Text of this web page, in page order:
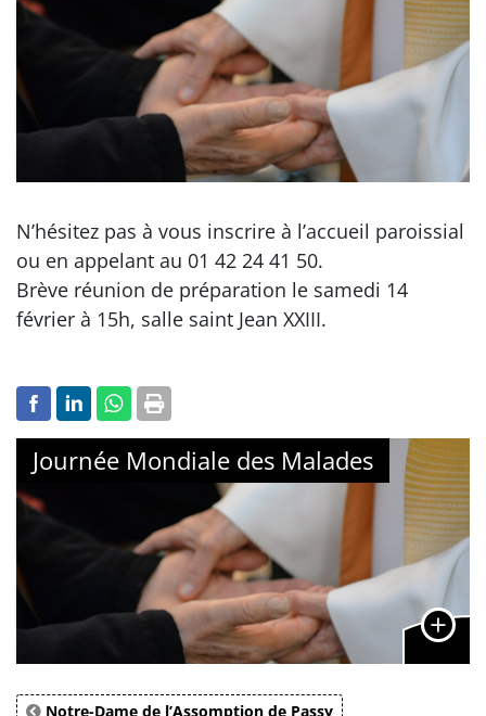
N’hésitez pas à vous inscrire à l’accueil paroissial
ou en appelant au 01 42 24 41 50.
Brève réunion de préparation le samedi 14
février à 15h, salle saint Jean XXIII.
Journée Mondiale des Malades
Notre-Dame de l’Assomption de Passy